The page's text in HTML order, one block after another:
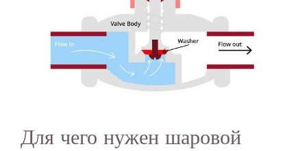
Для чего нужен шаровой